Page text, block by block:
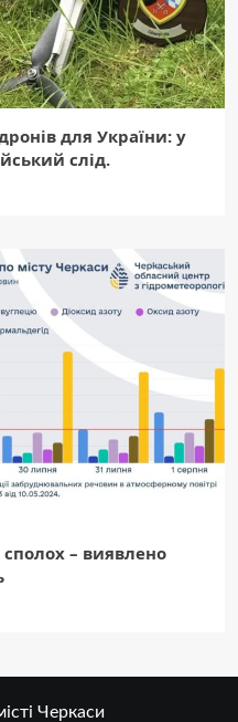
для України: у
слід.
сполох – виявлено
Черкаси